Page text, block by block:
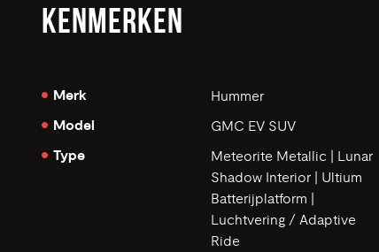
KENMERKEN
Merk Hummer
Model GMC EV SUV
Type
Meteorite Metallic | Lunar
Shadow Interior | Ultium
Batterijplatform |
Luchtvering / Adaptive
Ride